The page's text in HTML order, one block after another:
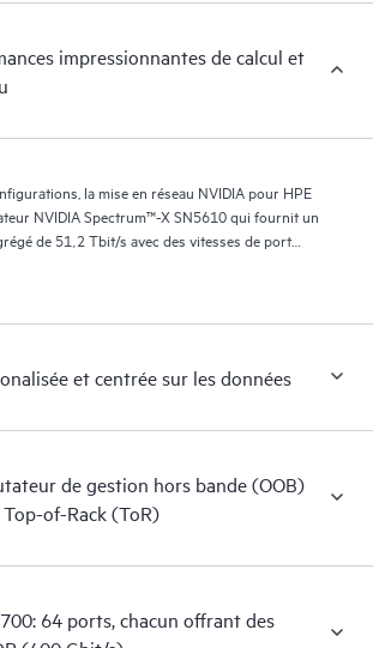
impressionnantes de calcul et
la mise en réseau NVIDIA pour HPE
NVIDIA Spectrum™-X SN5610 qui fournit un
de 51,2 Tbit/s avec des vitesses de port
et centrée sur les données
de gestion hors bande (OOB)
of-Rack (ToR)
64 ports, chacun offrant des